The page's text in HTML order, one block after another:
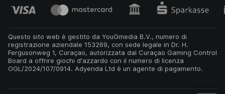
Questo sito web è gestito da YouGmedia B.V., numero di
registrazione aziendale 153269, con sede legale in Dr. H.
Fergusonweg 1, Curaçao, autorizzata dal Curaçao Gaming Control
Board a offrire giochi d'azzardo con il numero di licenza
OGL/2024/107/0914. Adyenda Ltd è un agente di pagamento.